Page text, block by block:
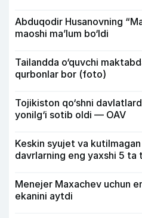
Abduqodir Husanovning
maoshi ma’lum bo‘ldi
Tailandda o‘quvchi
qurbonlar bor (foto)
Tojikiston qo‘shni
yonilg‘i sotib oldi — OAV
Keskin syujet va
davrlarning eng yaxshi 5 ta
Menejer Maxachev uchun
ekanini aytdi